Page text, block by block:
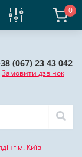
0
(067) 23 43 042
Замовити дзвінок
м. Київ